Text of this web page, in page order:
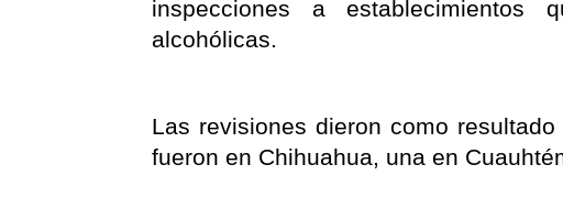
inspecciones a establecimientos
alcohólicas.
Las revisiones dieron como
fueron en Chihuahua, una en